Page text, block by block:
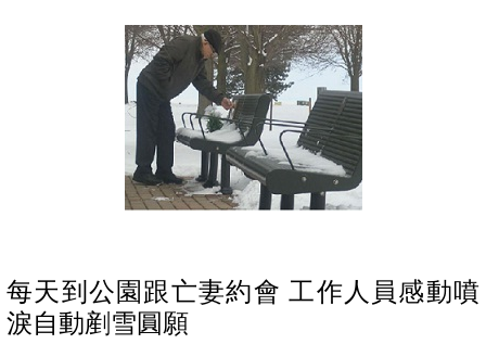
每天到公園跟亡妻約會 工作人員感動噴
淚自動剷雪圓願